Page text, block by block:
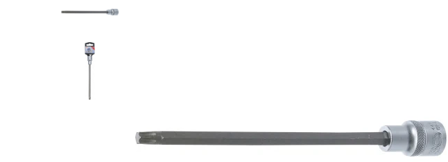
Frana, Directie
Extractoare, Injectoare, Rulmenti
Unelte de Motor si accesorii